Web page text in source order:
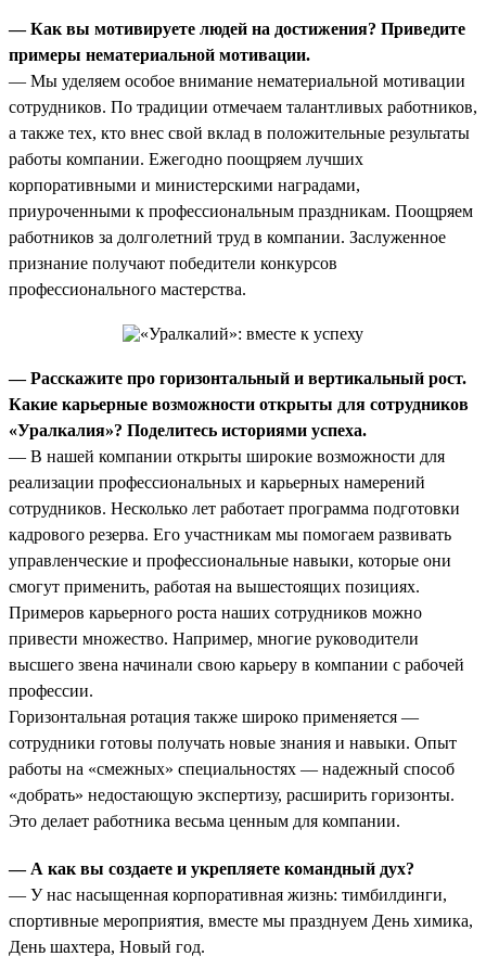
— Как вы мотивируете людей на достижения? Приведите
примеры нематериальной мотивации.
— Мы уделяем особое внимание нематериальной мотивации
сотрудников. По традиции отмечаем талантливых работников,
а также тех, кто внес свой вклад в положительные результаты
работы компании. Ежегодно поощряем лучших
корпоративными и министерскими наградами,
приуроченными к профессиональным праздникам. Поощряем
работников за долголетний труд в компании. Заслуженное
признание получают победители конкурсов
профессионального мастерства.
— Расскажите про горизонтальный и вертикальный рост.
Какие карьерные возможности открыты для сотрудников
«Уралкалия»? Поделитесь историями успеха.
— В нашей компании открыты широкие возможности для
реализации профессиональных и карьерных намерений
сотрудников. Несколько лет работает программа подготовки
кадрового резерва. Его участникам мы помогаем развивать
управленческие и профессиональные навыки, которые они
смогут применить, работая на вышестоящих позициях.
Примеров карьерного роста наших сотрудников можно
привести множество. Например, многие руководители
высшего звена начинали свою карьеру в компании с рабочей
профессии.
Горизонтальная ротация также широко применяется —
сотрудники готовы получать новые знания и навыки. Опыт
работы на «смежных» специальностях — надежный способ
«добрать» недостающую экспертизу, расширить горизонты.
Это делает работника весьма ценным для компании.
— А как вы создаете и укрепляете командный дух?
— У нас насыщенная корпоративная жизнь: тимбилдинги,
спортивные мероприятия, вместе мы празднуем День химика,
День шахтера, Новый год.